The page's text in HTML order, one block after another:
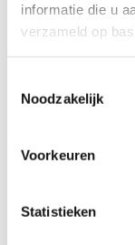
informatie die u
verzameld op
Noodzakelijk
Voorkeuren
Statistieken
Reviews
0/